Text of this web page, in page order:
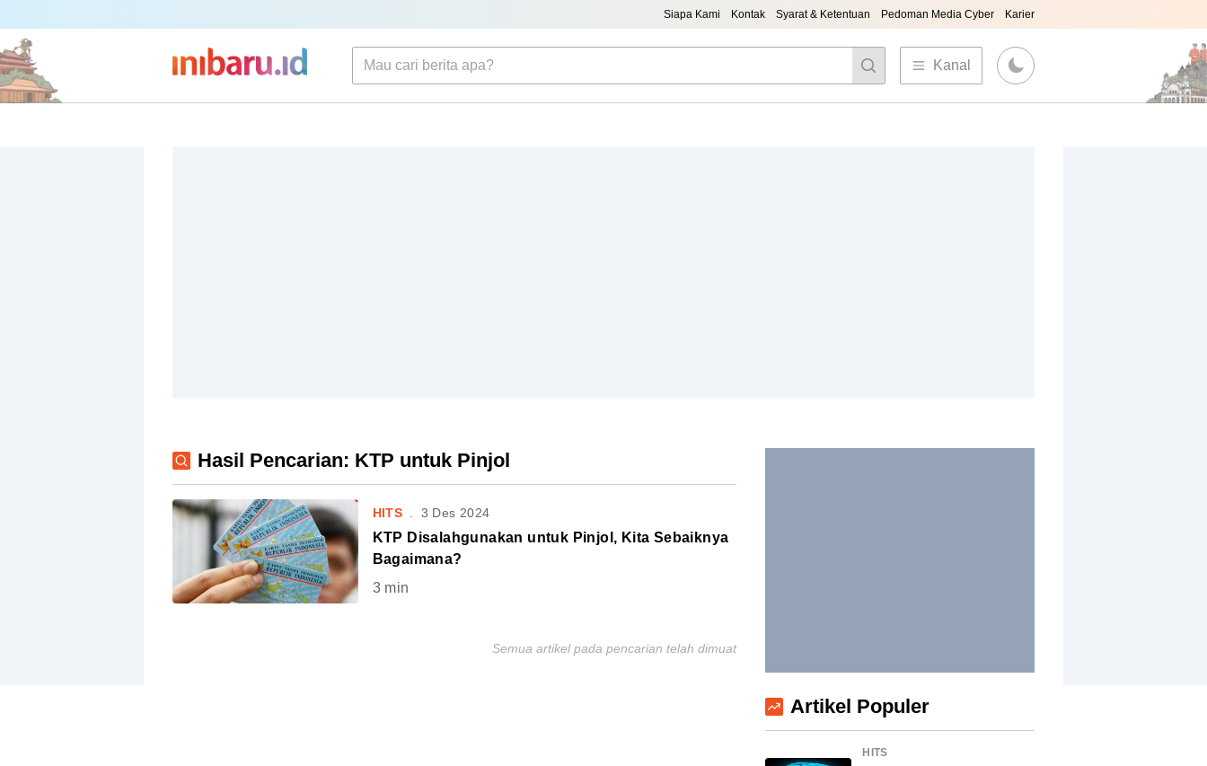
Siapa Kami Kontak Syarat & Ketentuan Pedoman Media Cyber Karier
Kanal
Hasil Pencarian: KTP untuk Pinjol
HITS 3 Des 2024
KTP Disalahgunakan untuk Pinjol, Kita Sebaiknya
Bagaimana?
3min
Semua artikel pada pencarian telah dimuat
Artikel Populer
HITS